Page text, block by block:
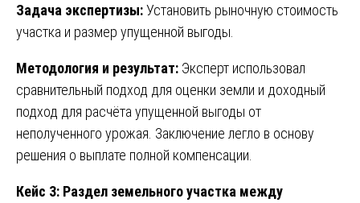
Задача экспертизы:Установить рыночную стоимость
участка и размер упущенной выгоды.
Методология и результат: Эксперт использовал
сравнительный подход для оценки земли и доходный
подход для расчёта упущенной выгоды от
неполученного урожая. Заключение легло в основу
решения о выплате полной компенсации.
Кейс 3: Раздел земельного участка между